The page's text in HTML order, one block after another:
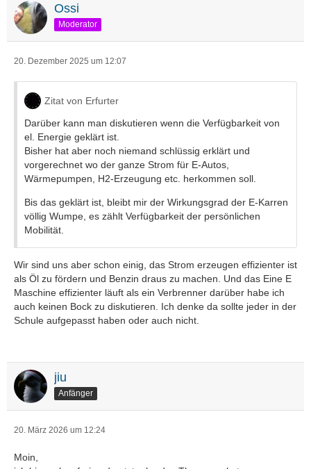
Ossi
Moderator
20. Dezember 2025 um 12:07
Zitat von Erfurter
Darüber kann man diskutieren wenn die Verfügbarkeit von
el. Energie geklärt ist.
Bisher hat aber noch niemand schlüssig erklärt und
vorgerechnet wo der ganze Strom für E-Autos,
Wärmepumpen, H2-Erzeugung etc. herkommen soll.
Bis das geklärt ist, bleibt mir der Wirkungsgrad der E-Karren
völlig Wumpe, es zählt Verfügbarkeit der persönlichen
Mobilität.
Wir sind uns aber schon einig, das Strom erzeugen effizienter ist
als Öl zu fördern und Benzin draus zu machen. Und das Eine E
Maschine effizienter läuft als ein Verbrenner darüber habe ich
auch keinen Bock zu diskutieren. Ich denke da sollte jeder in der
Schule aufgepasst haben oder auch nicht.
jiu
Anfänger
20. März 2026 um 12:24
Moin,